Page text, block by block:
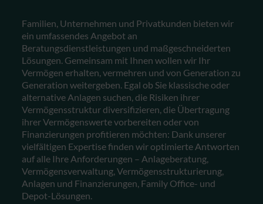
Familien, Unternehmen und Privatkunden bieten wir
ein umfassendes Angebot an
Beratungsdienstleistungen und maßgeschneiderten
Lösungen. Gemeinsam mit Ihnen wollen wir Ihr
Vermögen erhalten, vermehren und von Generation zu
Generation weitergeben. Egal ob Sie klassische oder
alternative Anlagen suchen, die Risiken ihrer
Vermögensstruktur diversifizieren, die Übertragung
ihrer Vermögenswerte vorbereiten oder von
Finanzierungen profitieren möchten: Dank unserer
vielfältigen Expertise finden wiroptimierte Antworten
auf alle Ihre Anforderungen – Anlageberatung,
Vermögensverwaltung, Vermögensstrukturierung,
Anlagen und Finanzierungen, Family Office- und
Depot-Lösungen.